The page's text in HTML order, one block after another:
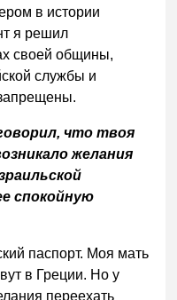
в истории
я решил
своей общины,
службы и
что твоя
желания
спокойную
паспорт. Моя мать
в Греции. Но у
переехать